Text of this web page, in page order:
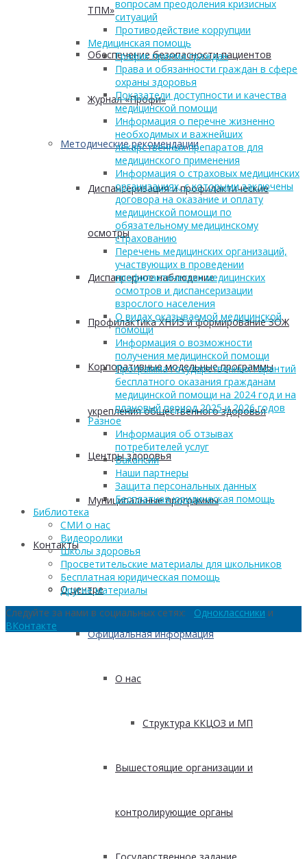
ТПМ»
Обеспечение безопасности пациентов
Журнал «Профи»
Методические рекомендации
Диспансеризация и профилактические
осмотры
Диспансерное наблюдение
Профилактика ХНИЗ и формирование ЗОЖ
Корпоративные модельные программы
укрепления общественного здоровья
Центры здоровья
Муниципальные программы
Контакты
О центре
Официальная информация
О нас
Структура ККЦОЗ и МП
Вышестоящие организации и
контролирующие органы
вопросам преодоления кризисных
ситуаций
Противодействие коррупции
Медицинская помощь
График приема граждан
Права и обязанности граждан в сфере
охраны здоровья
Показатели доступности и качества
медицинской помощи
Информация о перечне жизненно
необходимых и важнейших
лекарственных препаратов для
медицинского применения
Информация о страховых медицинских
организациях, с которыми заключены
договора на оказание и оплату
медицинской помощи по
обязательному медицинскому
страхованию
Перечень медицинских организаций,
участвующих в проведении
профилактических медицинских
осмотров и диспансеризации
взрослого населения
О видах оказываемой медицинской
помощи
Информация о возможности
получения медицинской помощи
Программа государственных гарантий
бесплатного оказания гражданам
медицинской помощи на 2024 год и на
плановый период 2025 и 2026 годов
Разное
Информация об отзывах
потребителей услуг
Вакансии
Наши партнеры
Защита персональных данных
Бесплатная юридическая помощь
Библиотека
СМИ о нас
Видеоролики
Школы здоровья
Просветительские материалы для школьников
Бесплатная юридическая помощь
Другие материалы
Следуйте за нами в социальных сетях: Одноклассники и
ВКонтакте